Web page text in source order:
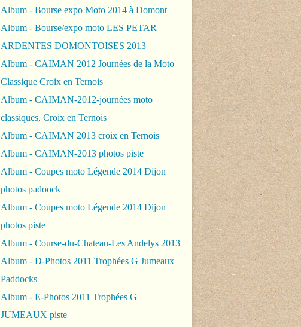
Album - Bourse expo Moto 2014 à Domont
Album - Bourse/expo moto LES PETAR
ARDENTES DOMONTOISES 2013
Album - CAIMAN 2012 Journées de la Moto
Classique Croix en Ternois
Album - CAIMAN-2012-journées moto
classiques, Croix en Ternois
Album - CAIMAN 2013 croix en Ternois
Album - CAIMAN-2013 photos piste
Album - Coupes moto Légende 2014 Dijon
photos padoock
Album - Coupes moto Légende 2014 Dijon
photos piste
Album - Course-du-Chateau-Les Andelys 2013
Album - D-Photos 2011 Trophées G Jumeaux
Paddocks
Album - E-Photos 2011 Trophées G
JUMEAUX piste